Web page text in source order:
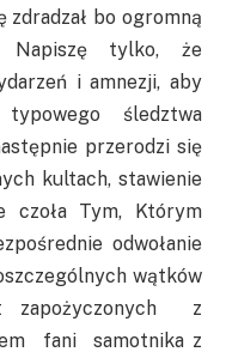
zdradzał bo ogromną
Napiszę tylko, że
i amnezji, aby
śledztwa
przerodzi się
kultach, stawienie
czoła Tym, Którym
odwołanie
wątków
zapożyczonych z
fani samotnika z